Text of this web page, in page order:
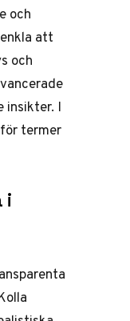
och
att
och
insikter. I
termer
i